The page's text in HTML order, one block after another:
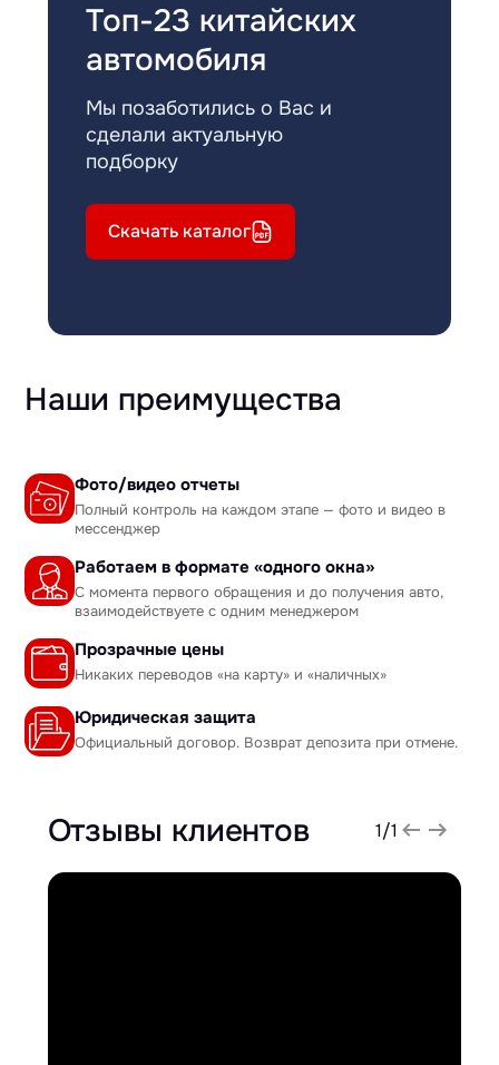
Топ-23 китайских
автомобиля
Мы позаботились о Вас и
сделали актуальную
подборку
Скачать каталог
Наши преимущества
Фото/видео отчеты
Полный контроль на каждом этапе — фото и видео в
мессенджер
Работаем в формате «одного окна»
С момента первого обращения и до получения авто,
взаимодействуете с одним менеджером
Прозрачные цены
Никаких переводов «на карту» и «наличных»
Юридическая защита
Официальный договор. Возврат депозита при отмене.
Отзывы клиентов 1/1